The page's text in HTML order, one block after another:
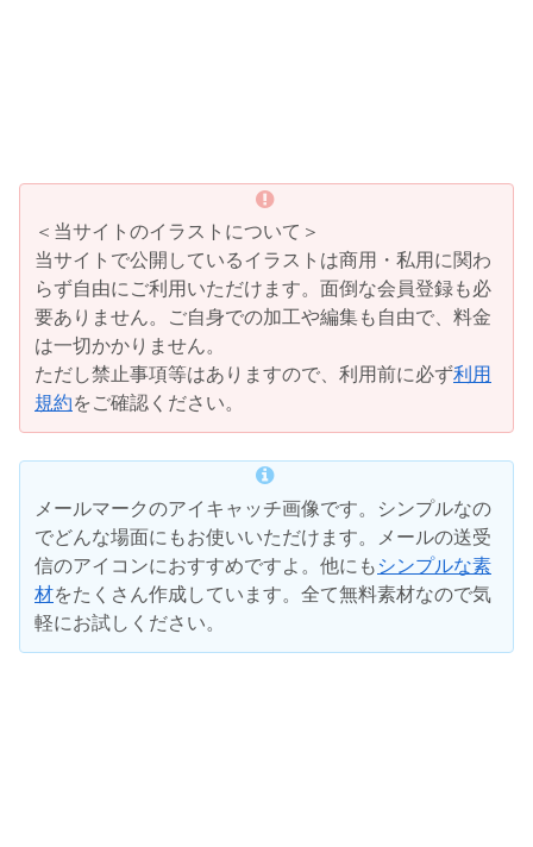
＜当サイトのイラストについて＞
当サイトで公開しているイラストは商用・私用に関わ
らず自由にご利用いただけます。面倒な会員登録も必
要ありません。ご自身での加工や編集も自由で、料金
は一切かかりません。
ただし禁止事項等はありますので、利用前に必ず利用
規約をご確認ください。
メールマークのアイキャッチ画像です。シンプルなの
でどんな場面にもお使いいただけます。メールの送受
信のアイコンにおすすめですよ。他にも シンプルな素
材をたくさん作成しています。全て無料素材なので気
軽にお試しください。